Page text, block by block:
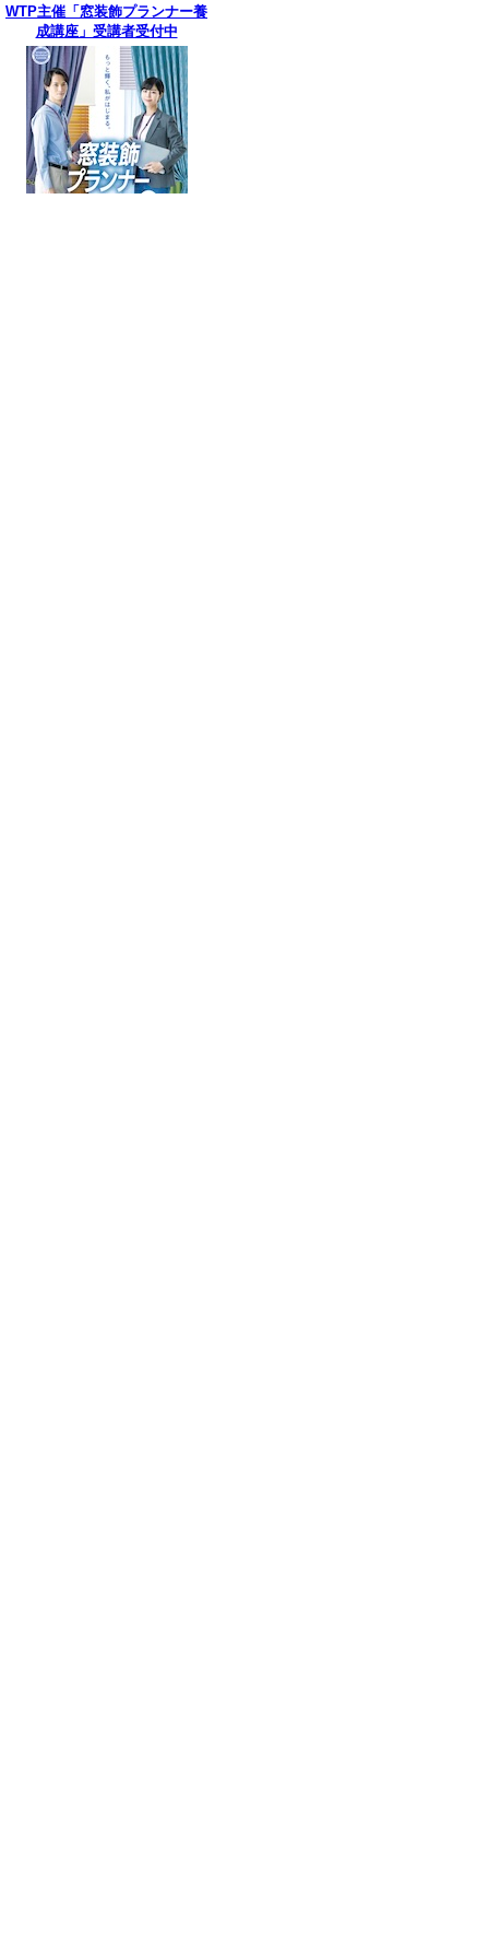
WTP主催「窓装飾プランナー養
成講座」受講者受付中